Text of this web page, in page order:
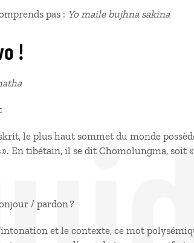
pas : Yo maile bujhna sakina
!
le plus haut sommet du monde
». En tibétain, il se dit Chomolungma, soit
/ pardon ?
et le contexte, ce mot